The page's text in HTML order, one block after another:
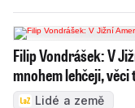
Filip Vondrášek: V
mnohem lehčeji,
Lidé a země